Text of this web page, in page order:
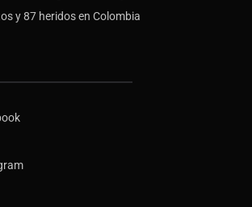
y 87 heridos en Colombia